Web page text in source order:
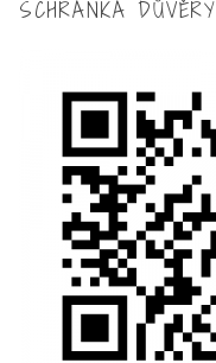
SCHRÁNKA DŮVĚRY